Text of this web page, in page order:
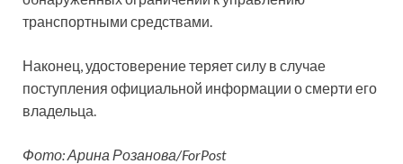
транспортными средствами.
Наконец, удостоверение теряет силу в случае
поступления официальной информации о смерти его
владельца.
Фото: Арина Розанова/ForPost